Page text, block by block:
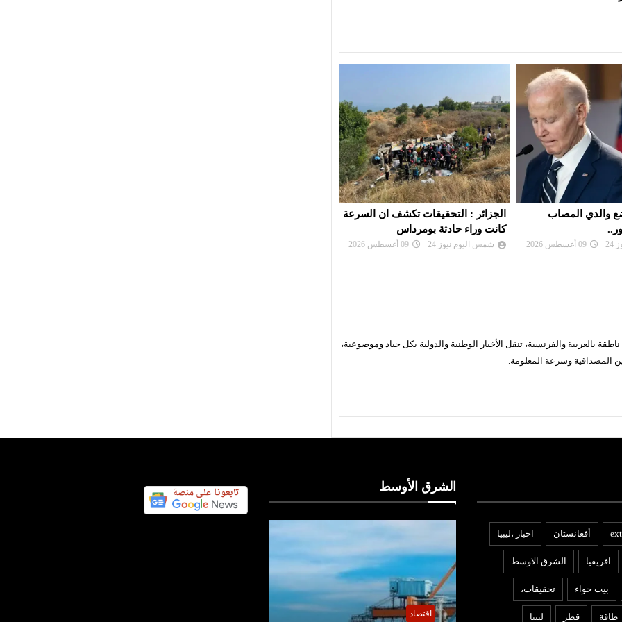
تكشف ان السرعة
بومرداس
09 أغسطس 2026
الحوثيُّون يستهدفون مصفاة لشركة
أرامكو السعودية
شمس اليوم نيوز 24 09 أغسطس 2026
بالعربية والفرنسية، تنقل الأخبار الوطنية والدولية بكل حياد وموضوعية،
المصداقية وسرعة المعلومة.
أفغانستان اخبار ،ليبيا
افريقيا الشرق الاوسط
بيت حواء تحقيقات،
طاقة قطر ليبيا
الشرق الأوسط
اقتصاد
عربي ودولي